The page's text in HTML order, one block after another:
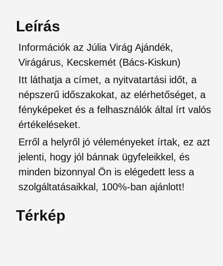
Leírás
Információk az Júlia Virág Ajándék,
Virágárus, Kecskemét (Bács-Kiskun)
Itt láthatja a címet, a nyitvatartási időt, a
népszerű időszakokat, az elérhetőséget, a
fényképeket és a felhasználók által írt valós
értékeléseket.
Erről a helyről jó véleményeket írtak, ez azt
jelenti, hogy jól bánnak ügyfeleikkel, és
minden bizonnyal Ön is elégedett less a
szolgáltatásaikkal, 100%-ban ajánlott!
Térkép